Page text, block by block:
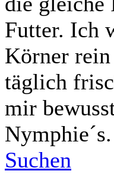
Futter. Ich
Körner
täglich
mir
Nymphie´s.
Suchen